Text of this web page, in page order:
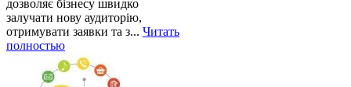
дозволяє бізнесу швидко
залучати нову аудиторію,
отримувати заявки та з... Читать
полностью